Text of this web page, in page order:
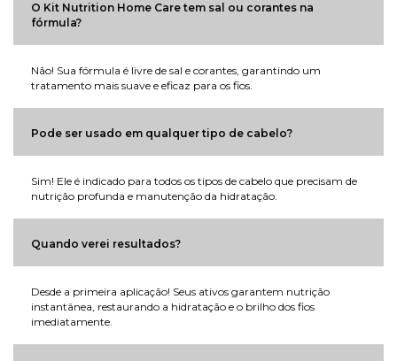
O Kit Nutrition Home Care tem sal ou corantes na
fórmula?
Não! Sua fórmula é livre de sal e corantes, garantindo um
tratamento mais suave e eficaz para os fios.
Pode ser usado em qualquer tipo de cabelo?
Sim! Ele é indicado para todos os tipos de cabelo que precisam de
nutrição profunda e manutenção da hidratação.
Quando verei resultados?
Desde a primeira aplicação! Seus ativos garantem nutrição
instantânea, restaurando a hidratação e o brilho dos fios
imediatamente.